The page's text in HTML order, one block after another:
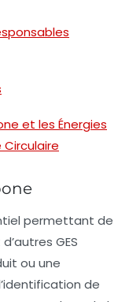
et les Énergies
Circulaire
permettant de
GES
ou une
de